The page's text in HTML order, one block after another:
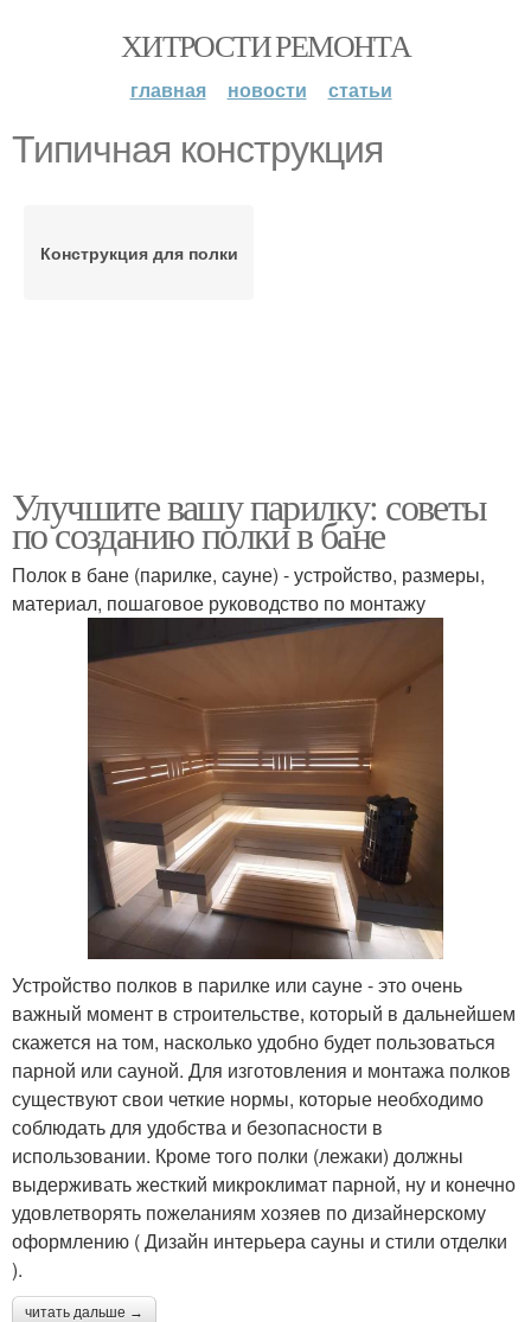
ХИТРОСТИ РЕМОНТА
главная новости статьи
Типичная конструкция
Конструкция для полки
Улучшите вашу парилку: советы
по созданию полки в бане
Полок в бане (парилке, сауне) - устройство, размеры,
материал, пошаговое руководство по монтажу
Устройство полков в парилке или сауне - это очень
важный момент в строительстве, который в дальнейшем
скажется на том, насколько удобно будет пользоваться
парной или сауной. Для изготовления и монтажа полков
существуют свои четкие нормы, которые необходимо
соблюдать для удобства и безопасности в
использовании. Кроме того полки (лежаки) должны
выдерживать жесткий микроклимат парной, ну и конечно
удовлетворять пожеланиям хозяев по дизайнерскому
оформлению ( Дизайн интерьера сауны и стили отделки
).
читать дальше →